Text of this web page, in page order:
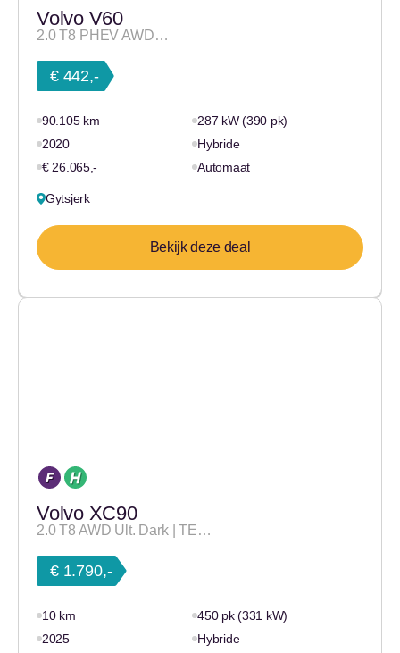
Volvo V60
2.0 T8 PHEV AWD…
€ 442,-
90.105 km
287 kW (390 pk)
2020
Hybride
€ 26.065,-
Automaat
Gytsjerk
Bekijk deze deal
Volvo XC90
2.0 T8 AWD Ult. Dark | TE…
€ 1.790,-
10 km
450 pk (331 kW)
2025
Hybride